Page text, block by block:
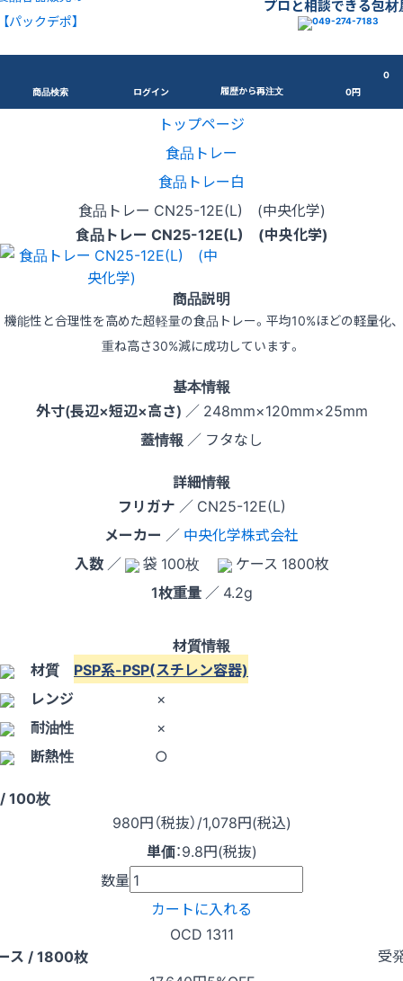
【パックデポ】
プロと相談できる包材
商品検索 ログイン 履歴から再注文
0
0円
トップページ
食品トレー
食品トレー白
食品トレー CN25-12E(L) (中央化学)
食品トレー CN25-12E(L) (中央化学)
商品説明
機能性と合理性を高めた超軽量の食品トレー。平均10%ほどの軽量化、
重ね高さ30%減に成功しています。
基本情報
外寸(長辺×短辺×高さ) ／ 248mm×120mm×25mm
蓋情報 ／ フタなし
詳細情報
フリガナ ／ CN25-12E(L)
メーカー ／ 中央化学株式会社
入数／ 袋 100枚
ケース 1800枚
1枚重量／ 4.2g
材質情報
材質 PSP系-PSP(スチレン容器)
レンジ
×
耐油性
×
断熱性
○
100枚
980円（税抜）/1,078円(税込)
単価：9.8円(税抜)
数量
カートに入れる
OCD 1311
ス / 1800枚
受